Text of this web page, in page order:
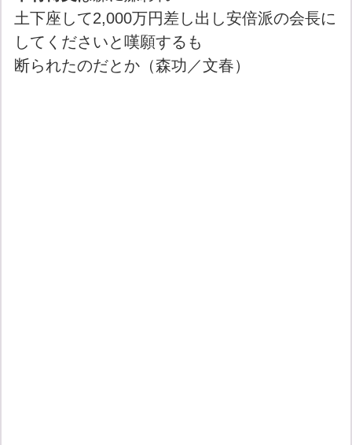
土下座して2,000万円差し出し安倍派の会長に
してくださいと嘆願するも
断られたのだとか（森功／文春）